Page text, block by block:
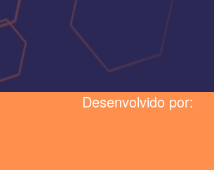
Desenvolvido por: